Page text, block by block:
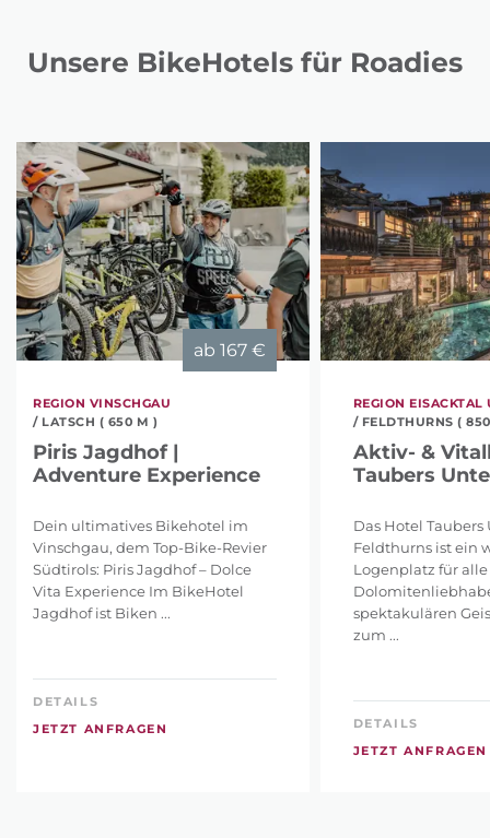
Unsere BikeHotels für Roadies
ab 167 €
REGION VINSCHGAU
/ LATSCH ( 650 M )
Piris Jagdhof |
Adventure Experience
Dein ultimatives Bikehotel im
Vinschgau, dem Top-Bike-Revier
Südtirols: Piris Jagdhof – Dolce
Vita Experience Im BikeHotel
Jagdhof ist Biken ...
DETAILS
JETZT ANFRAGEN
REGION
/ FELDTHURNS (
Aktiv- &
Taubers
Das Hotel
Feldthurns ist ein
Logenplatz für alle
spektakulären
zum ...
DETAILS
JETZT ANFRAGEN